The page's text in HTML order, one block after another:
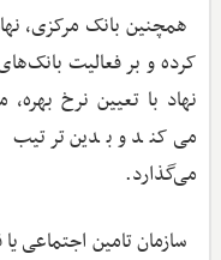
همچنین بانک مرکزی،
کرده و بر فعالیت
نهاد با تعیین نرخ
می‌کند و بدین ترتیب
می‌گذارد.
سازمان تامین اجتماعی